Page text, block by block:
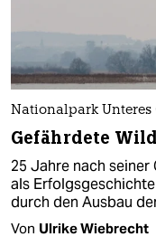
Nationalpark Unteres
Gefährdete
25 Jahre nach
als
durch den Ausbau
Von Ulrike Wiebrecht